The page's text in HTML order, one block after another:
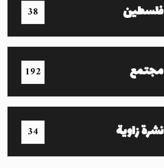
فلسطين 38
مجتمع 192
نشرة زاوية 34